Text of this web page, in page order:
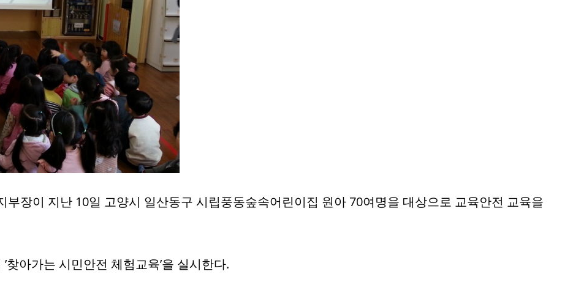
장이 지난 10일 고양시 일산동구 시립풍동숲속어린이집 원아 70여명을 대상으로 교육안전 교육을
아가는 시민안전 체험교육’을 실시한다.